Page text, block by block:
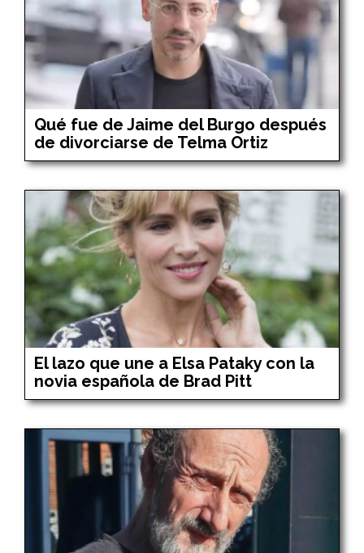
Qué fue de Jaime del Burgo después
de divorciarse de Telma Ortiz
El lazo que une a Elsa Pataky con la
novia española de Brad Pitt